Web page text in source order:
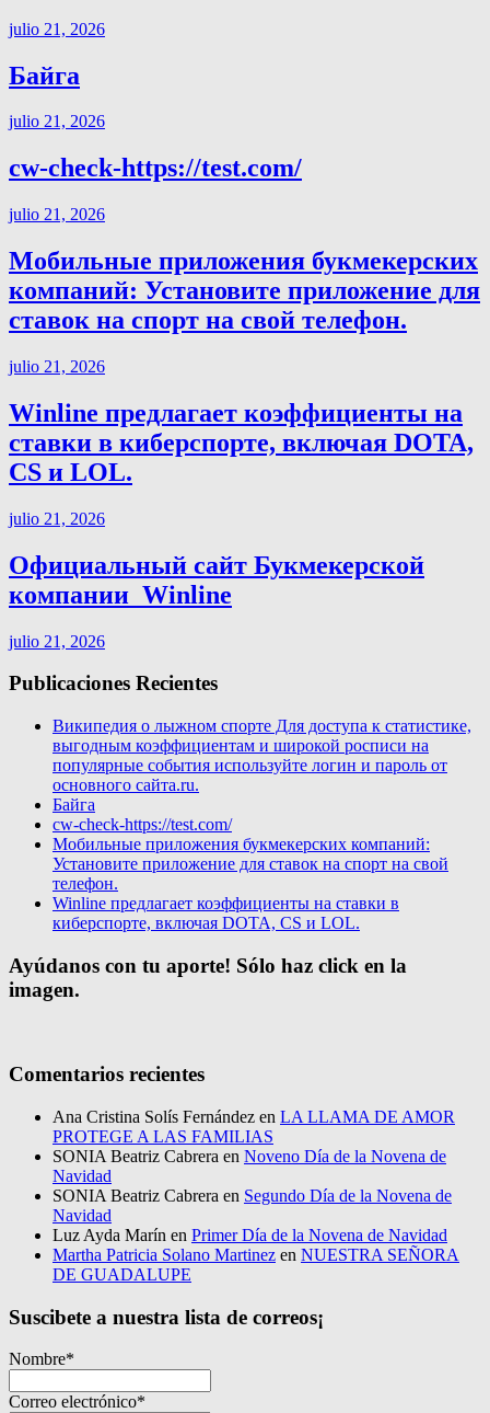
julio 21, 2026
Байга
julio 21, 2026
cw-check-https://test.com/
julio 21, 2026
Мобильные приложения букмекерских
компаний: Установите приложение для
ставок на спорт на свой телефон.
julio 21, 2026
Winline предлагает коэффициенты на
ставки в киберспорте, включая DOTA,
CS и LOL.
julio 21, 2026
Официальный сайт Букмекерской
компании ️ Winline
julio 21, 2026
Publicaciones Recientes
Википедия о лыжном спорте Для доступа к статистике,
выгодным коэффициентам и широкой росписи на
популярные события используйте логин и пароль от
основного сайта.ru.
Байга
cw-check-https://test.com/
Мобильные приложения букмекерских компаний:
Установите приложение для ставок на спорт на свой
телефон.
Winline предлагает коэффициенты на ставки в
киберспорте, включая DOTA, CS и LOL.
Ayúdanos con tu aporte! Sólo haz click en la
imagen.
Comentarios recientes
Ana Cristina Solís Fernández en LA LLAMA DE AMOR
PROTEGE A LAS FAMILIAS
SONIA Beatriz Cabrera en Noveno Día de la Novena de
Navidad
SONIA Beatriz Cabrera en Segundo Día de la Novena de
Navidad
Luz Ayda Marín en Primer Día de la Novena de Navidad
Martha Patricia Solano Martinez en NUESTRA SEÑORA
DE GUADALUPE
Suscibete a nuestra lista de correos¡
Nombre*
Correo electrónico*